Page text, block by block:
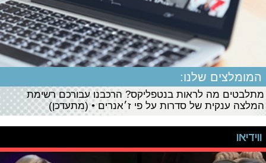
המומלצים שלנו:
מתלבטים מה לראות בנטפליקס? הרכבנו עבורכם רשימת
המלצה ענקית של סדרות על פי ז׳אנרים • (מתעדכן)
ווידיאו